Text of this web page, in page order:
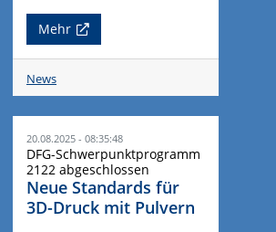
Mehr
News
20.08.2025 - 08:35:48
DFG-Schwerpunktprogramm
2122 abgeschlossen
Neue Standards für
3D-Druck mit Pulvern